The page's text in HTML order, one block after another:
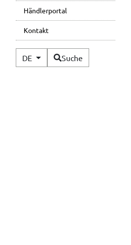
Händlerportal
Kontakt
DE Verfügbare Sprachen
Suche